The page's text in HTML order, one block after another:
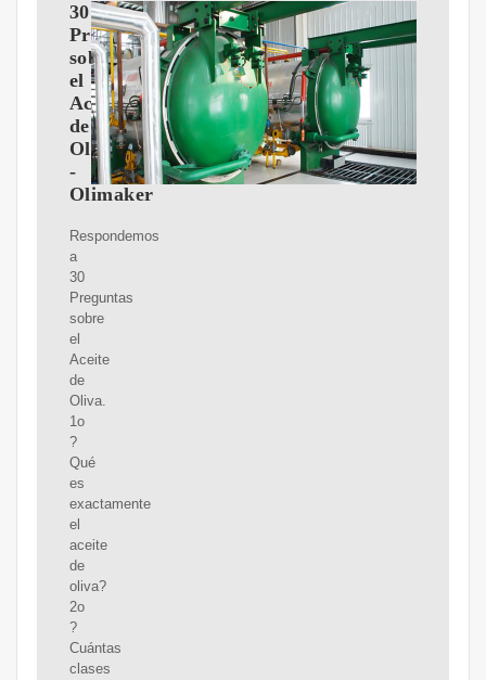
30
Preguntas
sobre
el
Aceite
de
Oliva
-
Olimaker
Respondemos
a
30
Preguntas
sobre
el
Aceite
de
Oliva.
1o
?
Qué
es
exactamente
el
aceite
de
oliva?
2o
?
Cuántas
clases